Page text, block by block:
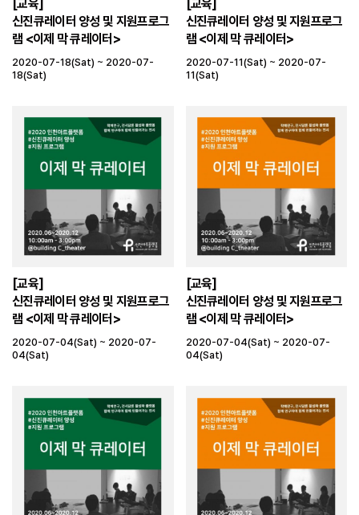
[교육]
신진큐레이터 양성 및 지원프로그
램 <이제 막 큐레이터>
2020-07-18(Sat) ~ 2020-07-
18(Sat)
[교육]
신진큐레이터 양성 및 지원프로그
램 <이제 막 큐레이터>
2020-07-11(Sat) ~ 2020-07-
11(Sat)
[교육]
신진큐레이터 양성 및 지원프로그
램 <이제 막 큐레이터>
2020-07-04(Sat) ~ 2020-07-
04(Sat)
[교육]
신진큐레이터 양성 및 지원프로그
램 <이제 막 큐레이터>
2020-07-04(Sat) ~ 2020-07-
04(Sat)